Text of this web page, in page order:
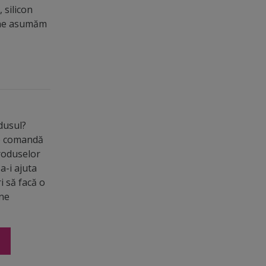
silicon
asumăm
i ajuta
să facă o